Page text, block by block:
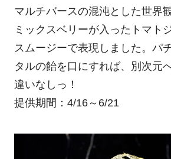
マルチバースの混沌とした世界
ミックスベリーが入ったトマト
スムージーで表現しました。パ
タルの飴を口にすれば、別次元
違いなしっ！
提供期間：4/16～6/21